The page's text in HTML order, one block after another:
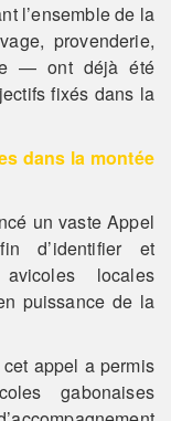
l’ensemble de la
provenderie,
— ont déjà été
fixés dans la
dans la montée
un vaste Appel
d’identifier et
locales
puissance de la
appel a permis
gabonaises